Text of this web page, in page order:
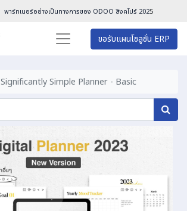
พาร์ทเนอร์อย่างเป็นทางการของ ODOO สิงคโปร์ 2025
ขอรับแผนโซลูชั่น ERP
Significantly Simple Planner - Basic